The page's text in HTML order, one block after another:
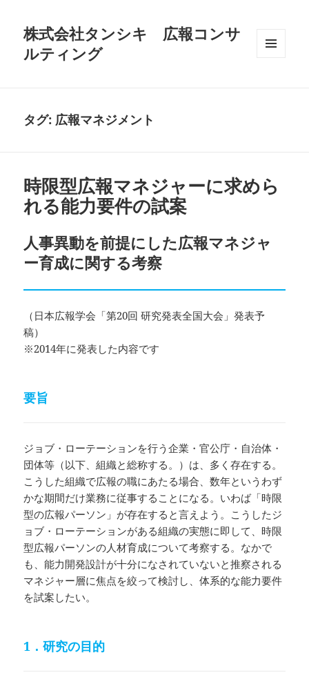
株式会社タンシキ 広報コンサ
ルティング
タグ: 広報マネジメント
時限型広報マネジャーに求めら
れる能力要件の試案
人事異動を前提にした広報マネジャ
ー育成に関する考察
（日本広報学会「第20回 研究発表全国大会」発表予
稿）
※2014年に発表した内容です
要旨
ジョブ・ローテーションを行う企業・官公庁・自治体・
団体等（以下、組織と総称する。）は、多く存在する。
こうした組織で広報の職にあたる場合、数年というわず
かな期間だけ業務に従事することになる。いわば「時限
型の広報パーソン」が存在すると言えよう。こうしたジ
ョブ・ローテーションがある組織の実態に即して、時限
型広報パーソンの人材育成について考察する。なかで
も、能力開発設計が十分になされていないと推察される
マネジャー層に焦点を絞って検討し、体系的な能力要件
を試案したい。
1．研究の目的